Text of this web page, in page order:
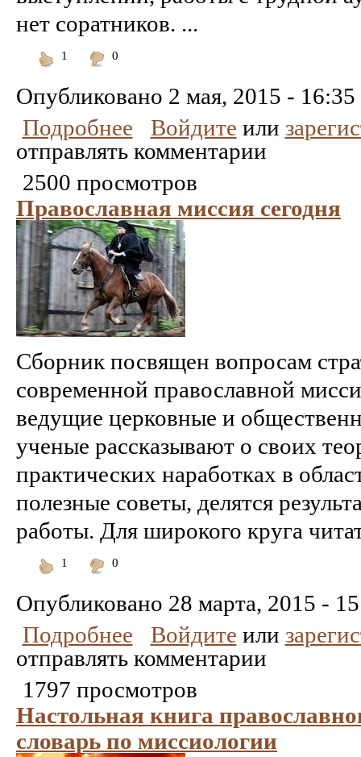
нет соратников. ...
1
0
Опубликовано 2 мая, 2015 - 16:35
Подробнее
Войдите или
отправлять комментарии
2500 просмотров
Православная миссия сегодня
Сборник посвящен вопросам
современной православной
ведущие церковные и
ученые рассказывают о своих
практических наработках в
полезные советы, делятся
работы. Для широкого круга
1
0
Опубликовано 28 марта, 2015 -
Подробнее
Войдите или
отправлять комментарии
1797 просмотров
Настольная книга
словарь по миссиологии